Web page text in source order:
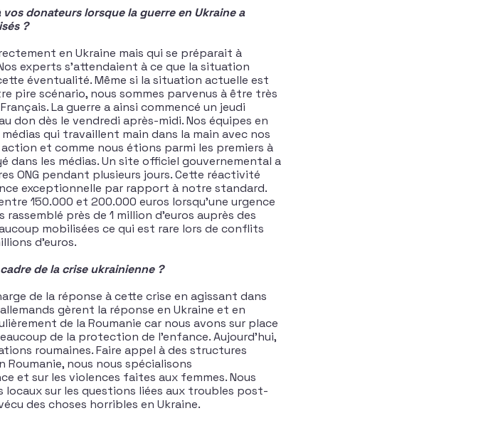
donateurs lorsque la guerre en Ukraine a
?
en Ukraine mais qui se préparait à
experts s’attendaient à ce que la situation
éventualité. Même si la situation actuelle est
pire scénario, nous sommes parvenus à être très
La guerre a ainsi commencé un jeudi
don dès le vendredi après-midi. Nos équipes en
qui travaillent main dans la main avec nos
et comme nous étions parmi les premiers à
dans les médias. Un site officiel gouvernemental a
ONG pendant plusieurs jours. Cette réactivité
exceptionnelle par rapport à notre standard.
150.000 et 200.000 euros lorsqu’une urgence
près de 1 million d’euros auprès des
mobilisées ce qui est rare lors de conflits
d’euros.
de la crise ukrainienne ?
de la réponse à cette crise en agissant dans
gèrent la réponse en Ukraine et en
de la Roumanie car nous avons sur place
de la protection de l’enfance. Aujourd’hui,
roumaines. Faire appel à des structures
nous nous spécialisons
et sur les violences faites aux femmes. Nous
sur les questions liées aux troubles post-
des choses horribles en Ukraine.